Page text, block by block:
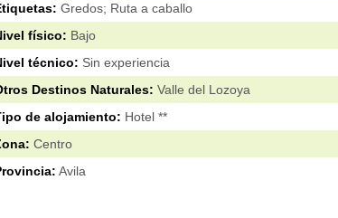
Gredos; Ruta a caballo
físico: Bajo
técnico: Sin experiencia
Destinos Naturales: Valle del Lozoya
de alojamiento: Hotel **
Centro
Avila